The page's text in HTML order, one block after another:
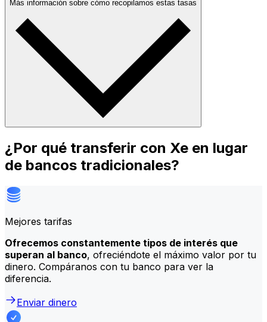
Más información sobre cómo recopilamos estas tasas
¿Por qué transferir con Xe en lugar
de bancos tradicionales?
Mejores tarifas
Ofrecemos constantemente tipos de interés que
superan al banco, ofreciéndote el máximo valor por tu
dinero. Compáranos con tu banco para ver la
diferencia.
Enviar dinero